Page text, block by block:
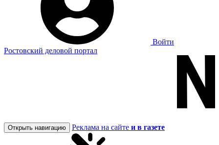
Войти
Ростовский деловой портал
Открыть навигацию Реклама на сайте и в газете